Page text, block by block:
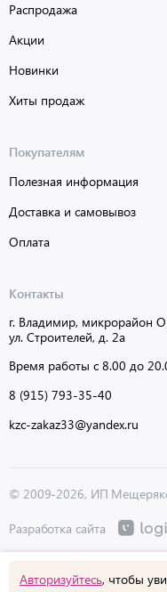
Авторизуйтесь, чтобы
Распродажа
Акции
Новинки
Хиты продаж
Покупателям
Полезная информация
Доставка и самовывоз
Оплата
Контакты
г. Владимир, микрорайон
ул. Строителей, д. 2а
Время работы с 8.00 до
8 (915) 793-35-40
kzc-zakaz33@yandex.ru
© 2009-2026, ИП
Разработка сайта